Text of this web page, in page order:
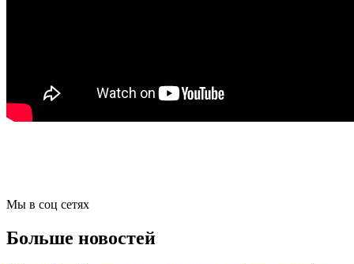
Мы в соц сетях
Больше новостей